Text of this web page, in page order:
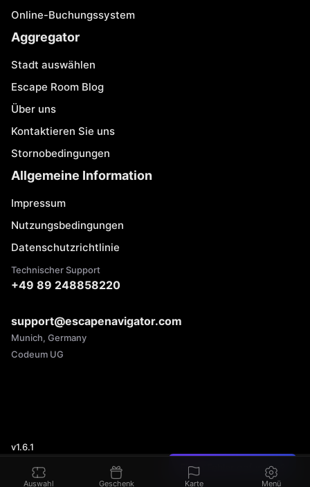
Einen Fehler gefunden?
Online-Buchungssystem
Aggregator
Stadt auswählen
Escape Room Blog
Über uns
Kontaktieren Sie uns
Stornobedingungen
Allgemeine Information
Impressum
Nutzungsbedingungen
Datenschutzrichtlinie
Technischer Support
+49 89 248858220
support@escapenavigator.com
Munich, Germany
Codeum UG
v1.6.1
Auswahl Geschenk Karte Menü